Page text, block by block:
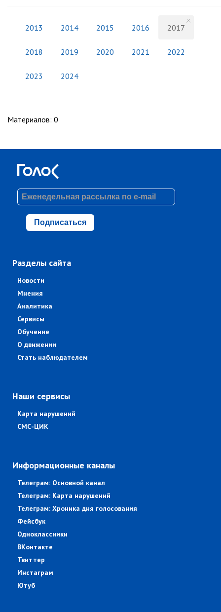
2013 2014 2015 2016 2017
2018 2019 2020 2021 2022
2023 2024
Материалов: 0
Подписаться
Разделы сайта
Новости
Мнения
Аналитика
Сервисы
Обучение
О движении
Стать наблюдателем
Наши сервисы
Карта нарушений
СМС-ЦИК
Информационные каналы
Телеграм: Основной канал
Телеграм: Карта нарушений
Телеграм: Хроника дня голосования
Фейсбук
Одноклассники
ВКонтакте
Твиттер
Инстаграм
Ютуб